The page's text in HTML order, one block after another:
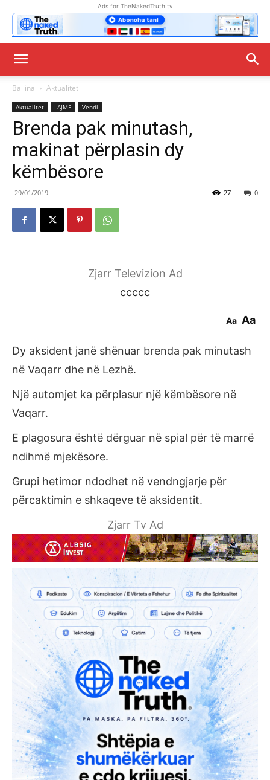
Ads for TheNakedTruth.tv
Ballina Aktualitet
Aktualitet LAJME Vendi
Brenda pak minutash,
makinat përplasin dy
këmbësore
29/01/2019 0
27
Zjarr Televizion Ad
ccccc
Aa Aa
Dy aksident janë shënuar brenda pak minutash
në Vaqarr dhe në Lezhë.
Një automjet ka përplasur një këmbësore në
Vaqarr.
E plagosura është dërguar në spial për të marrë
ndihmë mjekësore.
Grupi hetimor ndodhet në vendngjarje për
përcaktimin e shkaqeve të aksidentit.
Zjarr Tv Ad